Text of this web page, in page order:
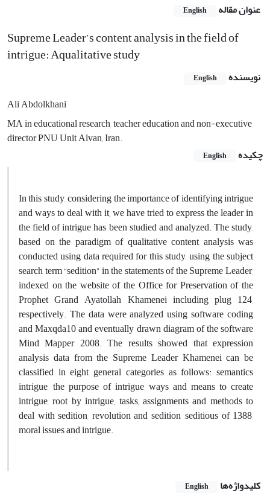
عنوان مقاله English
Supreme Leader’s content analysis in the field of
intrigue: Aqualitative study
نویسنده English
Ali Abdolkhani
MA in educational research, teacher education and non-executive
director PNU Unit Alvan, Iran.
چکیده
English
In this study, considering the importance of identifying intrigue
and ways to deal with it, we have tried to express the leader in
the field of intrigue has been studied and analyzed. The study,
based on the paradigm of qualitative content analysis was
conducted using data required for this study, using the subject
search term “sedition” in the statements of the Supreme Leader,
indexed on the website of the Office for Preservation of the
Prophet Grand Ayatollah Khamenei including plug 124,
respectively. The data were analyzed using software coding
and Maxqda10 and eventually drawn diagram of the software
Mind Mapper 2008. The results showed that expression
analysis data from the Supreme Leader Khamenei can be
classified in eight general categories as follows: semantics
intrigue, the purpose of intrigue, ways and means to create
intrigue, root by intrigue, tasks, assignments and methods to
deal with sedition, revolution and sedition, seditious of 1388,
moral issues and intrigue.
کلیدواژه‌ها English